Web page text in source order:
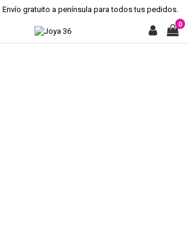
Envío gratuito a península para todos tus pedidos.
0